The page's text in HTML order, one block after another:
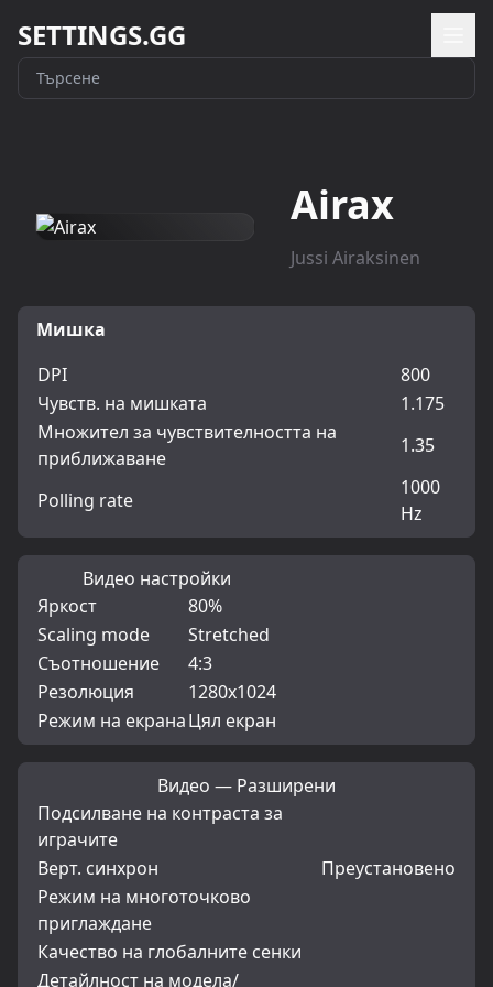
SETTINGS.GG
Airax
Jussi Airaksinen
Мишка
DPI
800
Чувств. на мишката
1.175
Множител за чувствителността на
приближаване
1.35
Polling rate
1000
Hz
Видео настройки
Яркост
80%
Scaling mode
Stretched
Съотношение
4:3
Резолюция
1280x1024
Режим на екранаЦял екран
Видео — Разширени
Подсилване на контраста за
играчите
Верт. синхрон
Преустановено
Режим на многоточково
приглаждане
Качество на глобалните сенки
Детайлност на модела/